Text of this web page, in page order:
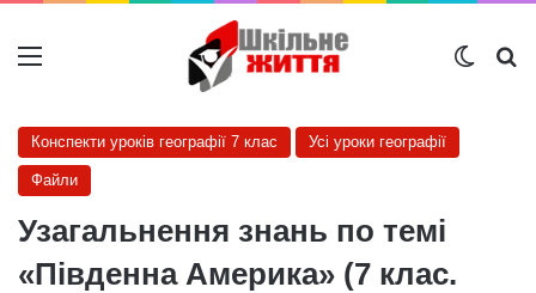
Меню
Конспекти уроків географії 7 клас Усі уроки географії
Файли
Узагальнення знань по темі
«Південна Америка» (7 клас.